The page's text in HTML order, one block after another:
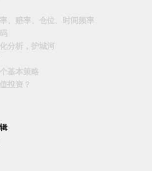
、赔率、仓位、时间频率
分析，护城河
基本策略
投资？